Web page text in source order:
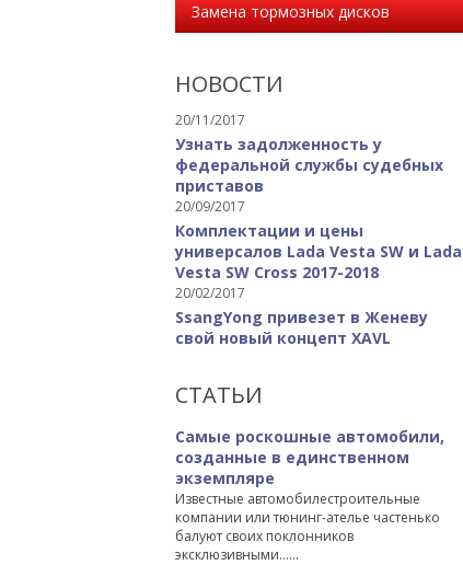
Замена тормозных дисков
НОВОСТИ
20/11/2017
Узнать задолженность у
федеральной службы судебных
приставов
20/09/2017
Комплектации и цены
универсалов Lada Vesta SW и Lada
Vesta SW Cross 2017-2018
20/02/2017
SsangYong привезет в Женеву
свой новый концепт XAVL
СТАТЬИ
Самые роскошные автомобили,
созданные в единственном
экземпляре
Известные автомобилестроительные
компании или тюнинг-ателье частенько
балуют своих поклонников
эксклюзивными…...